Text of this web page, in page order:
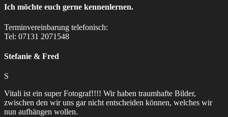
Ich möchte euch gerne kennenlernen.
Terminvereinbarung telefonisch:
Tel: 07131 2071548
Stefanie & Fred
S
Vitali ist ein super Fotograf!!!! Wir haben traumhafte Bilder,
zwischen den wir uns gar nicht entscheiden können, welches wir
nun aufhängen wollen.